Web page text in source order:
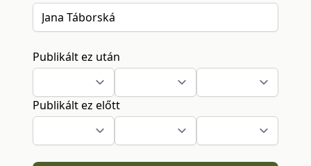
Publikált ez után
Publikált ez előtt